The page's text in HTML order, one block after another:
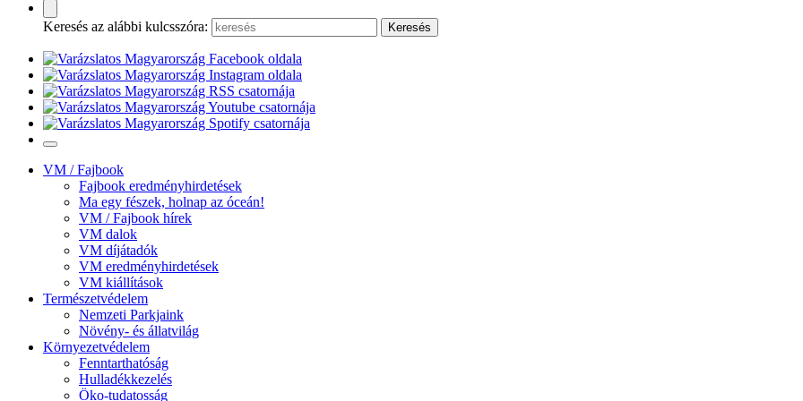
Keresés az alábbi kulcsszóra:
VM / Fajbook
Fajbook eredményhirdetések
Ma egy fészek, holnap az óceán!
VM / Fajbook hírek
VM dalok
VM díjátadók
VM eredményhirdetések
VM kiállítások
Természetvédelem
Nemzeti Parkjaink
Növény- és állatvilág
Környezetvédelem
Fenntarthatóság
Hulladékkezelés
Öko-tudatosság